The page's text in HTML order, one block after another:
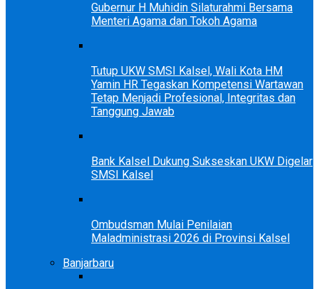
Gubernur H Muhidin Silaturahmi Bersama
Menteri Agama dan Tokoh Agama
Tutup UKW SMSI Kalsel, Wali Kota HM
Yamin HR Tegaskan Kompetensi Wartawan
Tetap Menjadi Profesional, Integritas dan
Tanggung Jawab
Bank Kalsel Dukung Sukseskan UKW Digelar
SMSI Kalsel
Ombudsman Mulai Penilaian
Maladministrasi 2026 di Provinsi Kalsel
Banjarbaru